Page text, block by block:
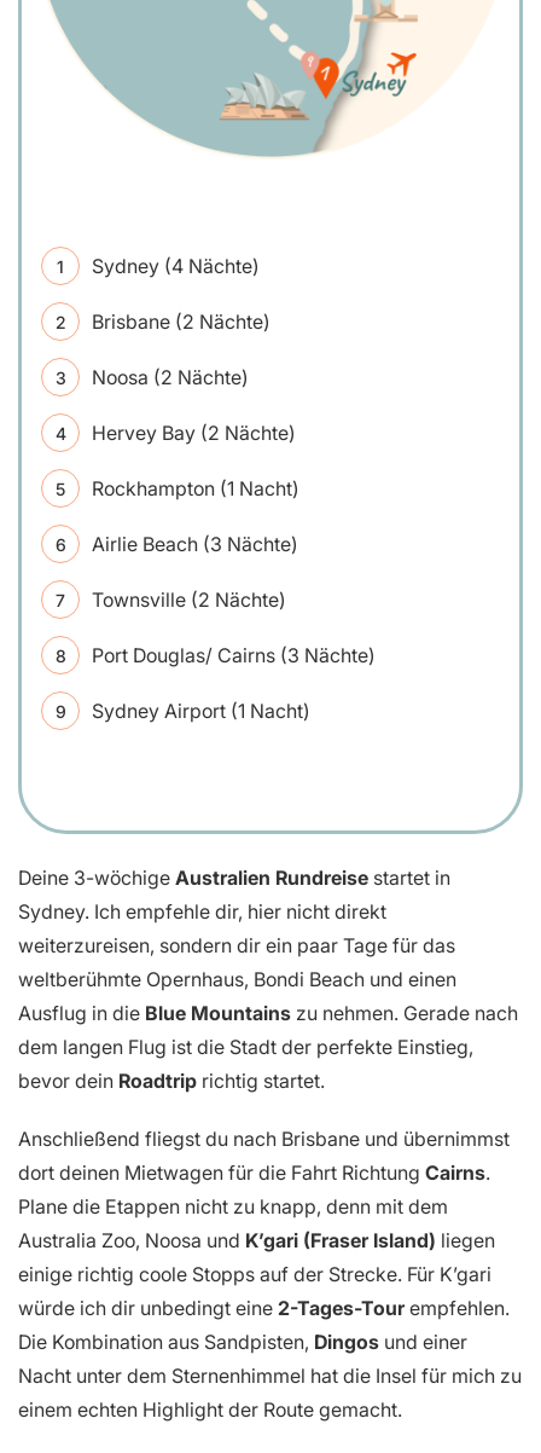
Sydney (4 Nächte)
Brisbane (2 Nächte)
Noosa (2 Nächte)
Hervey Bay (2 Nächte)
Rockhampton (1 Nacht)
Airlie Beach (3 Nächte)
Townsville (2 Nächte)
Port Douglas/ Cairns (3 Nächte)
Sydney Airport (1 Nacht)
Deine 3-wöchige Australien Rundreise startet in
Sydney. Ich empfehle dir, hier nicht direkt
weiterzureisen, sondern dir ein paar Tage für das
weltberühmte Opernhaus, Bondi Beach und einen
Ausflug in die Blue Mountains zu nehmen. Gerade nach
dem langen Flug ist die Stadt der perfekte Einstieg,
bevor dein Roadtrip richtig startet.
Anschließend fliegst du nach Brisbane und übernimmst
dort deinen Mietwagen für die Fahrt Richtung Cairns.
Plane die Etappen nicht zu knapp, denn mit dem
Australia Zoo, Noosa und K’gari (Fraser Island) liegen
einige richtig coole Stopps auf der Strecke. Für K’gari
würde ich dir unbedingt eine 2-Tages-Tourempfehlen.
Die Kombination aus Sandpisten, Dingos und einer
Nacht unter dem Sternenhimmel hat die Insel für mich zu
einem echten Highlight der Route gemacht.